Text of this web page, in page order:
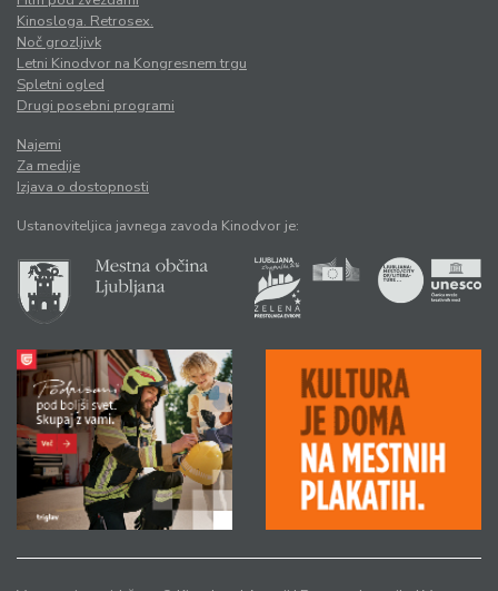
Kinosloga. Retrosex.
Noč grozljivk
Letni Kinodvor na Kongresnem trgu
Spletni ogled
Drugi posebni programi
Najemi
Za medije
Izjava o dostopnosti
Ustanoviteljica javnega zavoda Kinodvor je: